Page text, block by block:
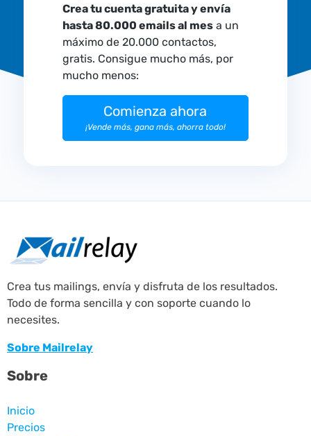
Crea tu cuenta gratuita y envía
hasta 80.000 emails al mesa un
máximo de 20.000 contactos,
gratis. Consigue mucho más, por
mucho menos:
Comienza ahora
¡Vende más, gana más, ahorra todo!
Crea tus mailings, envía y disfruta de los resultados.
Todo de forma sencilla y con soporte cuando lo
necesites.
Sobre Mailrelay
Sobre
Inicio
Precios